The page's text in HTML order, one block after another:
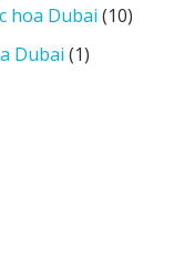
hoa Dubai 1010
Dubai 11